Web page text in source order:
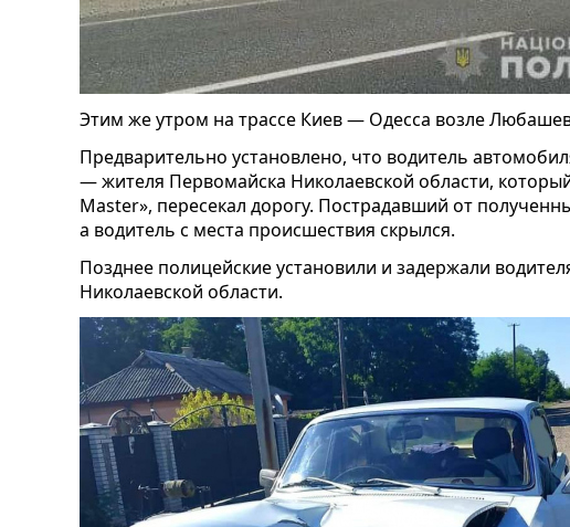
Этим же утром на трассе Киев — Одесса возле
Предварительно установлено, что водитель
— жителя Первомайска Николаевской области,
Master», пересекал дорогу. Пострадавший от
а водитель с места происшествия скрылся.
Позднее полицейские установили и задержали
Николаевской области.